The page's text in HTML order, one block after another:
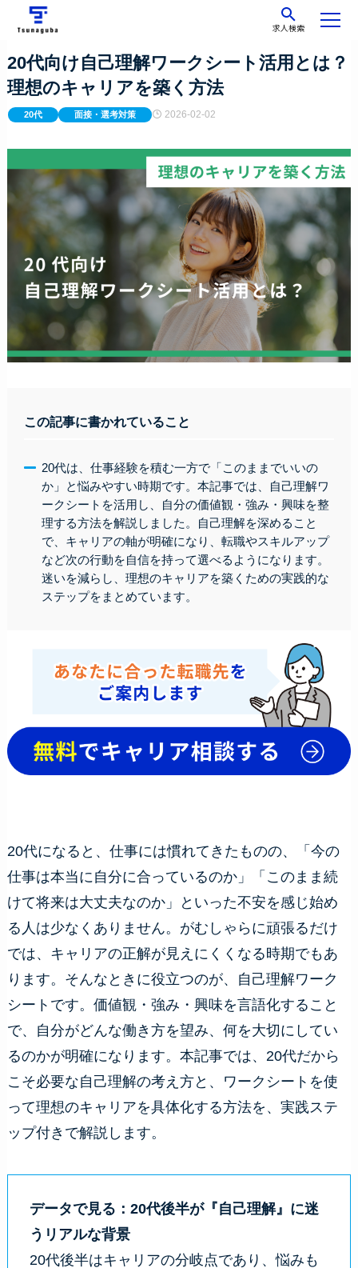
求人検索
20代向け自己理解ワークシート活用とは？
理想のキャリアを築く方法
20代 面接・選考対策 2026-02-02
この記事に書かれていること
20代は、仕事経験を積む一方で「このままでいいの
か」と悩みやすい時期です。本記事では、自己理解ワ
ークシートを活用し、自分の価値観・強み・興味を整
理する方法を解説しました。自己理解を深めること
で、キャリアの軸が明確になり、転職やスキルアップ
など次の行動を自信を持って選べるようになります。
迷いを減らし、理想のキャリアを築くための実践的な
ステップをまとめています。
20代になると、仕事には慣れてきたものの、「今の
仕事は本当に自分に合っているのか」「このまま続
けて将来は大丈夫なのか」といった不安を感じ始め
る人は少なくありません。がむしゃらに頑張るだけ
では、キャリアの正解が見えにくくなる時期でもあ
ります。そんなときに役立つのが、自己理解ワーク
シートです。価値観・強み・興味を言語化すること
で、自分がどんな働き方を望み、何を大切にしてい
るのかが明確になります。本記事では、20代だから
こそ必要な自己理解の考え方と、ワークシートを使
って理想のキャリアを具体化する方法を、実践ステ
ップ付きで解説します。
データで見る：20代後半が『自己理解』に迷
うリアルな背景
20代後半はキャリアの分岐点であり、悩みも